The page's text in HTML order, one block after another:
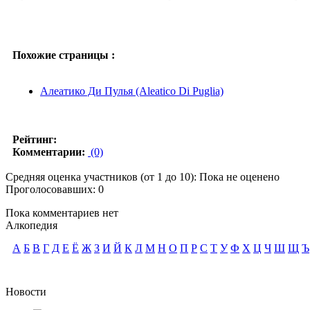
Похожие страницы :
Алеатико Ди Пулья (Aleatico Di Puglia)
Рейтинг:
Комментарии: (0)
Средняя оценка участников (от 1 до 10): Пока не оценено
Проголосовавших: 0
Пока комментариев нет
Алкопедия
А Б В Г Д Е Ё Ж З И Й К Л М Н О П Р С Т У Ф Х Ц Ч Ш Щ Ъ
Новости